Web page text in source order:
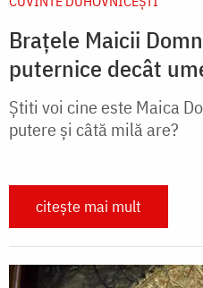
Brațele Maicii
puternice decât
Știti voi cine este Maica
putere și câtă milă are?
citește mai mult